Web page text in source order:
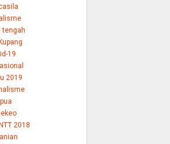
tengah
19
2019
2018